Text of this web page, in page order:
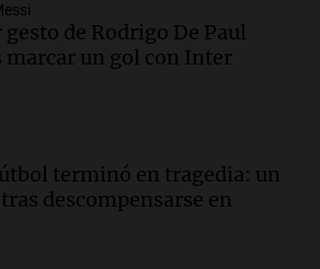
Propiedad Privada: el revés
expuso una debilidad
del Gobierno
se prepara para una
30.000 turistas y el
de la Vincha
de Rodrigo De Paul
marcar un gol con Inter
terminó en tragedia: un
descompensarse en